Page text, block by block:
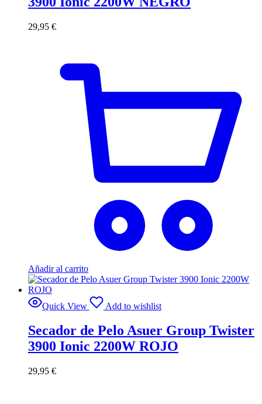
29,95 €
Añadir al carrito
Quick View Add to wishlist
Secador de Pelo Asuer Group Twister
3900 Ionic 2200W ROJO
29,95 €